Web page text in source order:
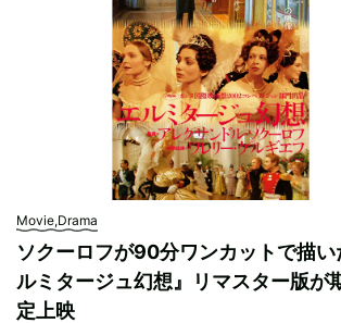
Movie,Drama
ソクーロフが90分ワンカットで描い
ルミタージュ幻想』リマスター版が
定上映